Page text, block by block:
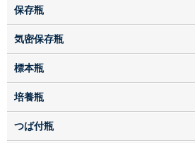
保存瓶
気密保存瓶
標本瓶
培養瓶
つば付瓶